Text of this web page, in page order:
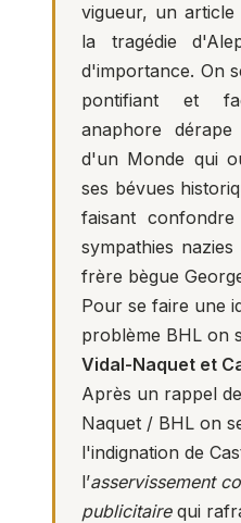
vigueur, un
la tragédie
d'importance. On
pontifiant et
anaphore
d'un Monde qui
ses bévues
faisant
sympathies
frère bègue
Pour se faire une
problème BHL on
Vidal-Naquet et
Après un rappel
Naquet / BHL on
l'indignation de
l’asservissement
publicitaire qui